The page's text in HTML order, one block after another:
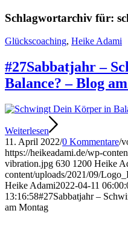
Schlagwortarchiv für:
Glückscoaching, Heike Adami
#27Sabbatjahr –
Balance? – Blog
Weiterlesen
11. April 2022/0 Kommentare/
https://heikeadami.de/wp-
vibration.jpg 630 1200 Heike
content/uploads/2021/09/
Heike Adami2022-04-11
13:16:58#27Sabbatjahr –
am Montag